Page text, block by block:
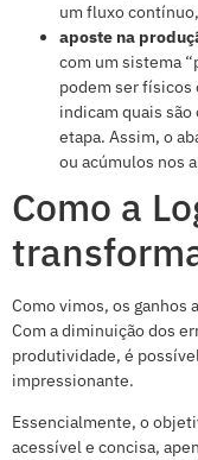
um fluxo
aposte na
com um sistema
podem ser físicos
indicam quais
etapa. Assim, o
ou acúmulos nos
Como a
Como vimos, os ganhos
Com a diminuição dos
produtividade, é
impressionante.
Essencialmente, o
acessível e concisa,